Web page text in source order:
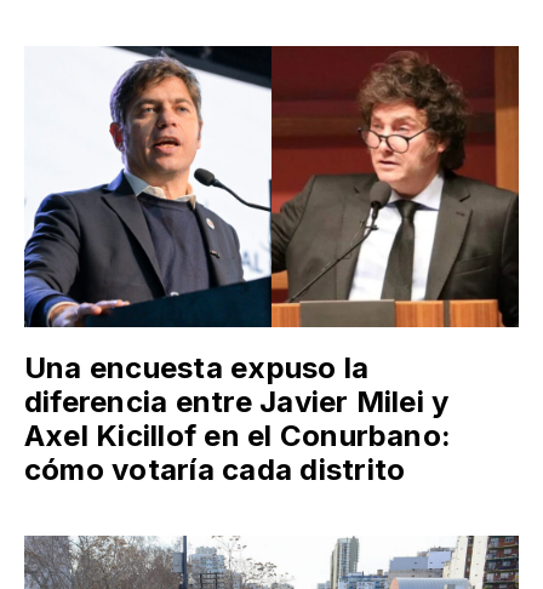
Una encuesta expuso la
diferencia entre Javier Milei y
Axel Kicillof en el Conurbano:
cómo votaría cada distrito